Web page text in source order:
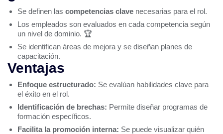
Se definen las competencias clave necesarias para el rol.
Los empleados son evaluados en cada competencia según
un nivel de dominio. 🏆
Se identifican áreas de mejora y se diseñan planes de
capacitación.
Ventajas
Enfoque estructurado: Se evalúan habilidades clave para
el éxito en el rol.
Identificación de brechas: Permite diseñar programas de
formación específicos.
Facilita la promoción interna: Se puede visualizar quién